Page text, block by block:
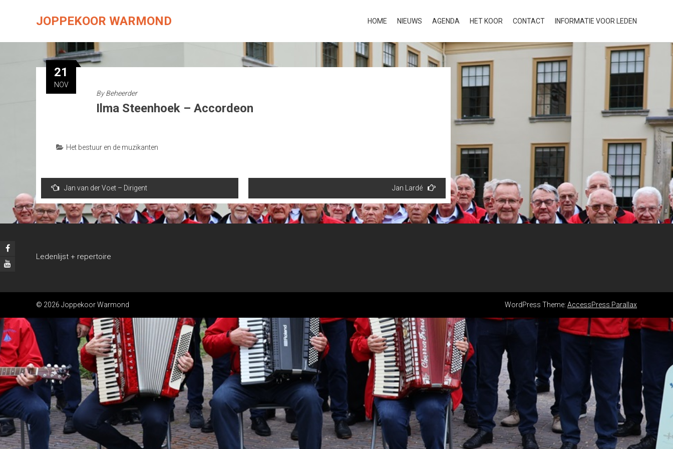
JOPPEKOOR WARMOND HOME NIEUWS AGENDA HET KOOR CONTACT INFORMATIE VOOR LEDEN
21
NOV
ByBeheerder
Ilma Steenhoek – Accordeon
Het bestuur en de muzikanten
Bericht
navigatie
Jan van der Voet – Dirigent Jan Lardé
Ledenlijst + repertoire
© 2026 Joppekoor Warmond WordPress Theme: AccessPress Parallax